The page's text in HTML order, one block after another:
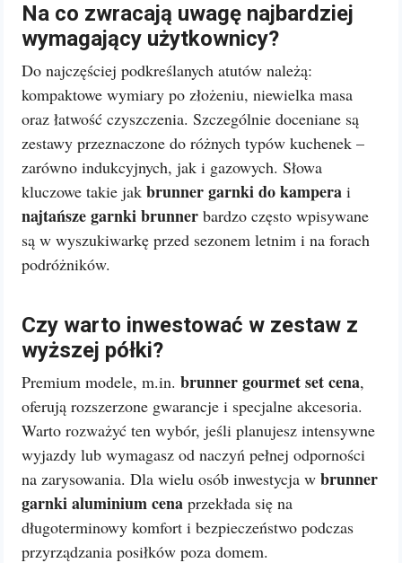
Na co zwracają uwagę najbardziej
wymagający użytkownicy?
Do najczęściej podkreślanych atutów należą:
kompaktowe wymiary po złożeniu, niewielka masa
oraz łatwość czyszczenia. Szczególnie doceniane są
zestawy przeznaczone do różnych typów kuchenek –
zarówno indukcyjnych, jak i gazowych. Słowa
kluczowe takie jak brunner garnki do kampera i
najtańsze garnki brunner bardzo często wpisywane
są w wyszukiwarkę przed sezonem letnim i na forach
podróżników.
Czy warto inwestować w zestaw z
wyższej półki?
Premium modele, m.in. brunner gourmet set cena,
oferują rozszerzone gwarancje i specjalne akcesoria.
Warto rozważyć ten wybór, jeśli planujesz intensywne
wyjazdy lub wymagasz od naczyń pełnej odporności
na zarysowania. Dla wielu osób inwestycja w brunner
garnki aluminium cena przekłada się na
długoterminowy komfort i bezpieczeństwo podczas
przyrządzania posiłków poza domem.